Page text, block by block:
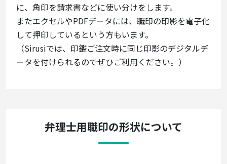
に、角印を請求書などに使い分けをします。
またエクセルやPDFデータには、職印の印影を電子化
して押印しているという方もいます。
（Sirusiでは、印鑑ご注文時に同じ印影のデジタルデ
ータを付けられるのでぜひご利用ください。）
弁理士用職印の形状について